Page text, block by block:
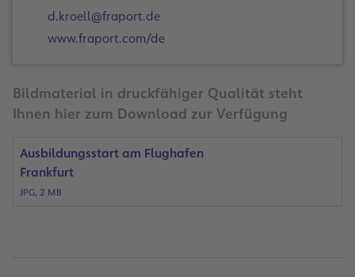
d.kroell@fraport.de
www.fraport.com/de
Bildmaterial in druckfähiger Qualität steht
Ihnen hier zum Download zur Verfügung
Ausbildungsstart am Flughafen
Frankfurt
JPG, 2 MB